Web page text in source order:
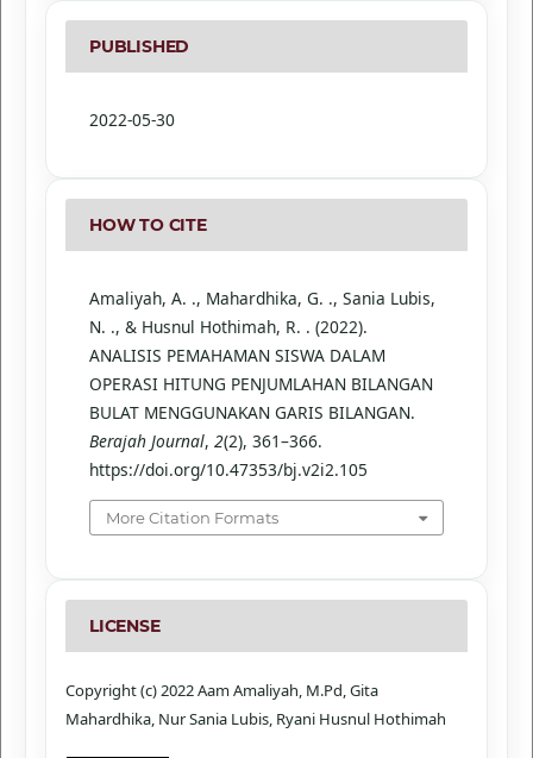
PUBLISHED
2022-05-30
HOW TO CITE
Amaliyah, A. ., Mahardhika, G. ., Sania Lubis,
N. ., & Husnul Hothimah, R. . (2022).
ANALISIS PEMAHAMAN SISWA DALAM
OPERASI HITUNG PENJUMLAHAN BILANGAN
BULAT MENGGUNAKAN GARIS BILANGAN.
Berajah Journal, 2(2), 361–366.
https://doi.org/10.47353/bj.v2i2.105
More Citation Formats
LICENSE
Copyright (c) 2022 Aam Amaliyah, M.Pd, Gita
Mahardhika, Nur Sania Lubis, Ryani Husnul Hothimah